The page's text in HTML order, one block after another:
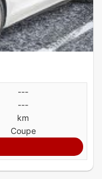
---
---
km
Coupe